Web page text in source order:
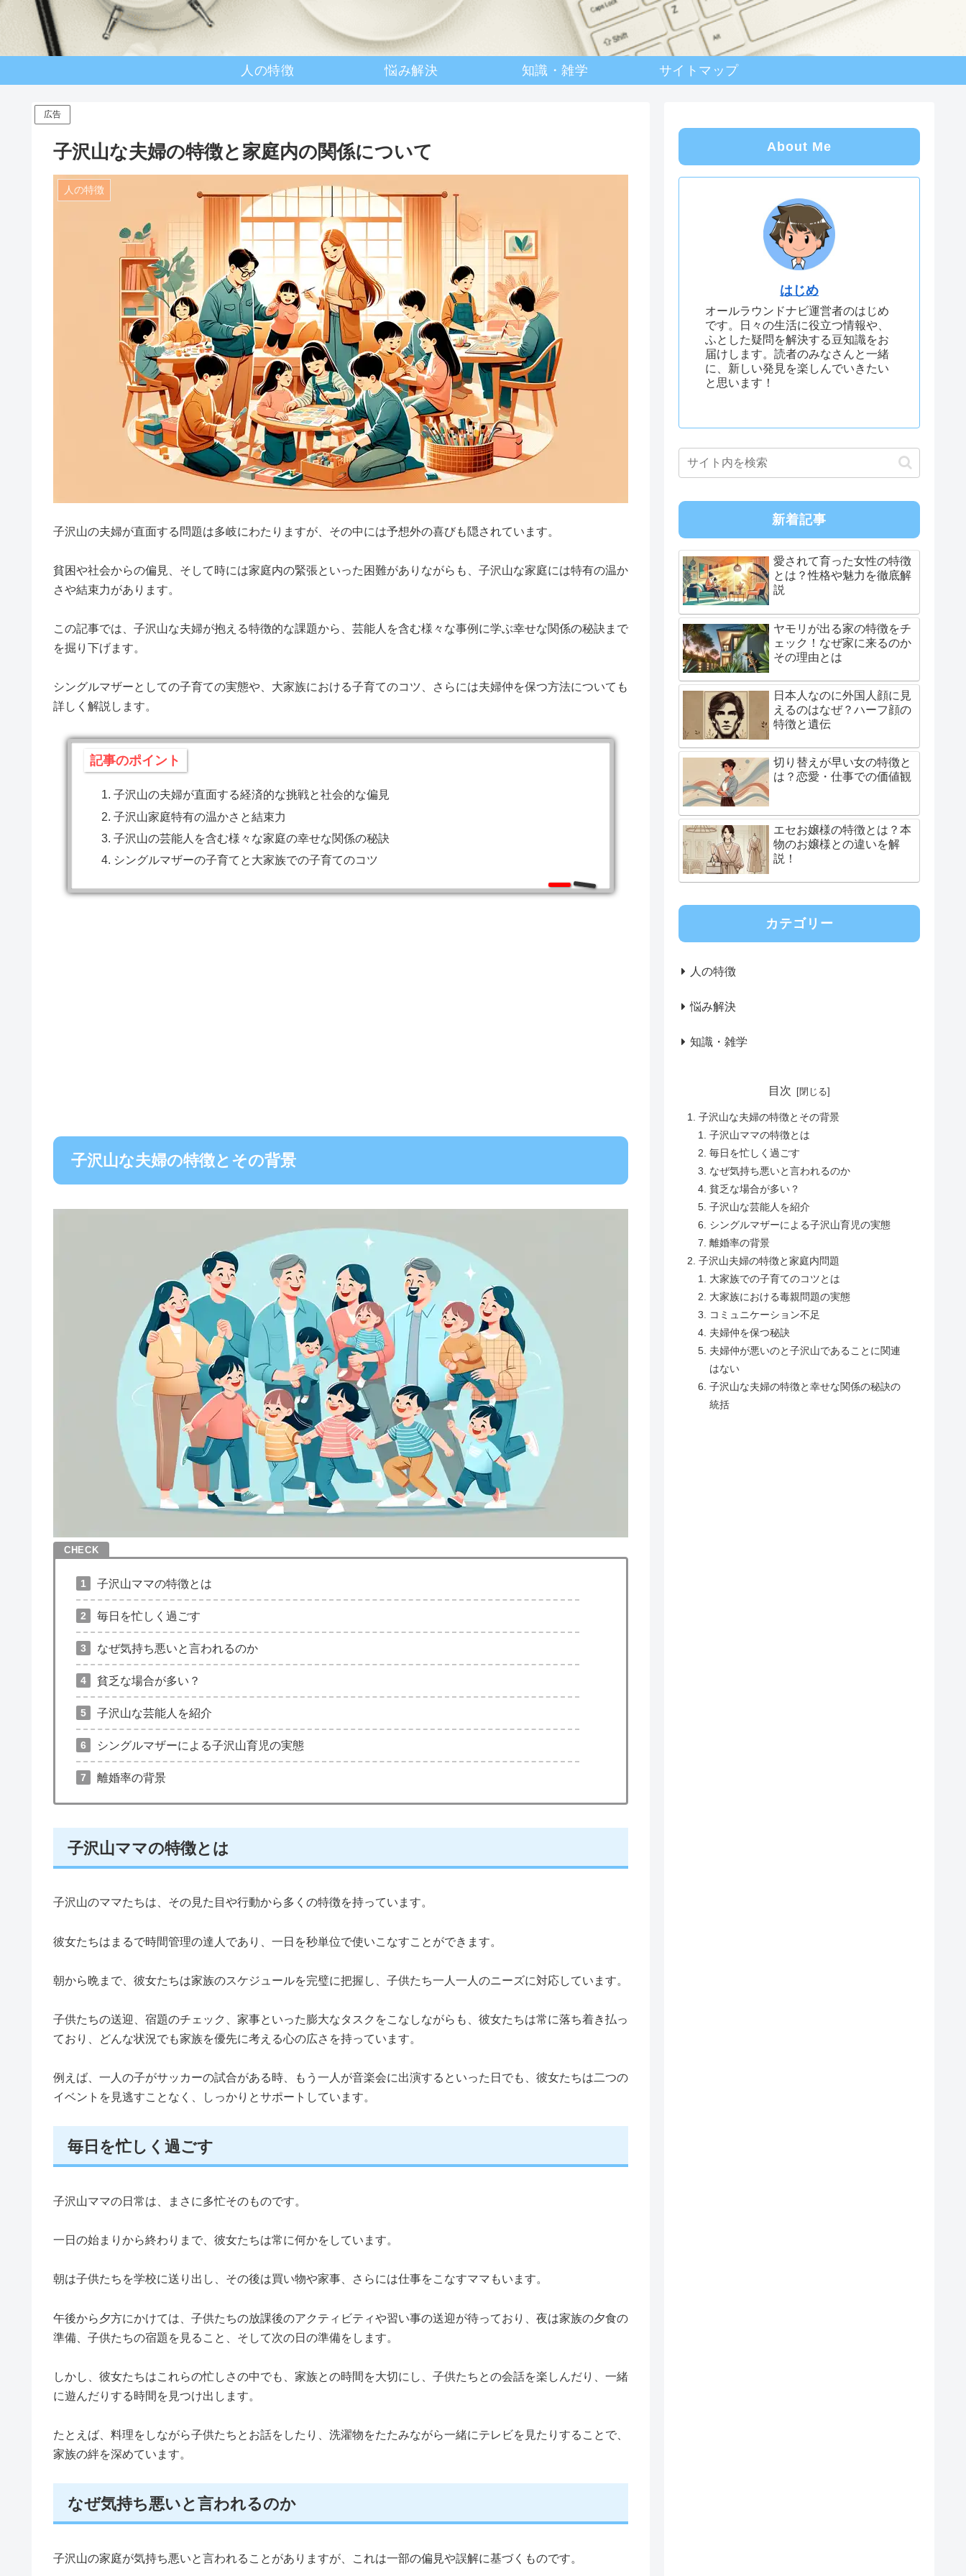
人の特徴 悩み解決 知識・雑学 サイトマップ
広告
子沢山な夫婦の特徴と家庭内の関係について
人の特徴
子沢山の夫婦が直面する問題は多岐にわたりますが、その中には予想外の喜びも隠されています。
貧困や社会からの偏見、そして時には家庭内の緊張といった困難がありながらも、子沢山な家庭には特有の温か
さや結束力があります。
この記事では、子沢山な夫婦が抱える特徴的な課題から、芸能人を含む様々な事例に学ぶ幸せな関係の秘訣まで
を掘り下げます。
シングルマザーとしての子育ての実態や、大家族における子育てのコツ、さらには夫婦仲を保つ方法についても
詳しく解説します。
記事のポイント
子沢山の夫婦が直面する経済的な挑戦と社会的な偏見
子沢山家庭特有の温かさと結束力
子沢山の芸能人を含む様々な家庭の幸せな関係の秘訣
シングルマザーの子育てと大家族での子育てのコツ
子沢山な夫婦の特徴とその背景
子沢山ママの特徴とは
毎日を忙しく過ごす
なぜ気持ち悪いと言われるのか
貧乏な場合が多い？
子沢山な芸能人を紹介
シングルマザーによる子沢山育児の実態
離婚率の背景
子沢山ママの特徴とは
子沢山のママたちは、その見た目や行動から多くの特徴を持っています。
彼女たちはまるで時間管理の達人であり、一日を秒単位で使いこなすことができます。
朝から晩まで、彼女たちは家族のスケジュールを完璧に把握し、子供たち一人一人のニーズに対応しています。
子供たちの送迎、宿題のチェック、家事といった膨大なタスクをこなしながらも、彼女たちは常に落ち着き払っ
ており、どんな状況でも家族を優先に考える心の広さを持っています。
例えば、一人の子がサッカーの試合がある時、もう一人が音楽会に出演するといった日でも、彼女たちは二つの
イベントを見逃すことなく、しっかりとサポートしています。
毎日を忙しく過ごす
子沢山ママの日常は、まさに多忙そのものです。
一日の始まりから終わりまで、彼女たちは常に何かをしています。
朝は子供たちを学校に送り出し、その後は買い物や家事、さらには仕事をこなすママもいます。
午後から夕方にかけては、子供たちの放課後のアクティビティや習い事の送迎が待っており、夜は家族の夕食の
準備、子供たちの宿題を見ること、そして次の日の準備をします。
しかし、彼女たちはこれらの忙しさの中でも、家族との時間を大切にし、子供たちとの会話を楽しんだり、一緒
に遊んだりする時間を見つけ出します。
たとえば、料理をしながら子供たちとお話をしたり、洗濯物をたたみながら一緒にテレビを見たりすることで、
家族の絆を深めています。
なぜ気持ち悪いと言われるのか
子沢山の家庭が気持ち悪いと言われることがありますが、これは一部の偏見や誤解に基づくものです。
About Me
はじめ
オールラウンドナビ運営者のはじめ
です。日々の生活に役立つ情報や、
ふとした疑問を解決する豆知識をお
届けします。読者のみなさんと一緒
に、新しい発見を楽しんでいきたい
と思います！
新着記事
愛されて育った女性の特徴
とは？性格や魅力を徹底解
説
ヤモリが出る家の特徴をチ
ェック！なぜ家に来るのか
その理由とは
日本人なのに外国人顔に見
えるのはなぜ？ハーフ顔の
特徴と遺伝
切り替えが早い女の特徴と
は？恋愛・仕事での価値観
エセお嬢様の特徴とは？本
物のお嬢様との違いを解
説！
カテゴリー
人の特徴
悩み解決
知識・雑学
目次
子沢山な夫婦の特徴とその背景
子沢山ママの特徴とは
毎日を忙しく過ごす
なぜ気持ち悪いと言われるのか
貧乏な場合が多い？
子沢山な芸能人を紹介
シングルマザーによる子沢山育児の実態
離婚率の背景
子沢山夫婦の特徴と家庭内問題
大家族での子育てのコツとは
大家族における毒親問題の実態
コミュニケーション不足
夫婦仲を保つ秘訣
夫婦仲が悪いのと子沢山であることに関連
はない
子沢山な夫婦の特徴と幸せな関係の秘訣の
統括